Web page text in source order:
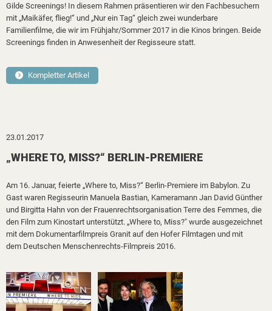
Gilde Screenings! In diesem Rahmen präsentieren wir den Fachbesuchern
mit „Maikäfer, flieg!“ und „Nur ein Tag“ gleich zwei wunderbare
Familienfilme, die wir im Frühjahr/Sommer 2017 in die Kinos bringen. Beide
Screenings finden in Anwesenheit der Regisseure statt.
Kompletter Artikel
23.01.2017
„WHERE TO, MISS?“ BERLIN-PREMIERE
Am 16. Januar, feierte „Where to, Miss?“ Berlin-Premiere im Babylon. Zu
Gast waren Regisseurin Manuela Bastian, Kameramann Jan David Günther
und Birgitta Hahn von der Frauenrechtsorganisation Terre des Femmes, die
den Film zum Kinostart unterstützt. „Where to, Miss?" wurde ausgezeichnet
mit dem Dokumentarfilmpreis Granit auf den Hofer Filmtagen und mit
dem Deutschen Menschenrechts-Filmpreis 2016.